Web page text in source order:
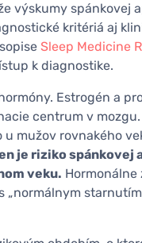
výskumy spánkovej
kritériá aj
Sleep Medicine
k diagnostike.
Estrogén a
centrum v
mužov rovnakého
je riziko spánkovej
veku.
„normálnym